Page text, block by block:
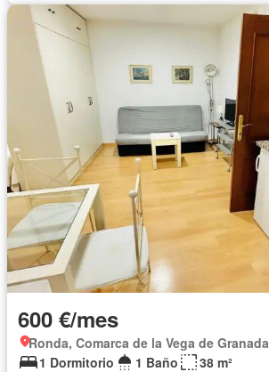
600 €/mes
Ronda, Comarca de la Vega de Granada
1 Dormitorio
1 Baño
38 m²